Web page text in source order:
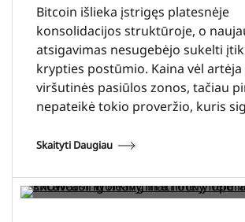
Bitcoin išlieka įstrigęs platesnėje
konsolidacijos struktūroje, o
atsigavimas nesugebėjo sukelti
krypties postūmio. Kaina vėl
viršutinės pasiūlos zonos, tačiau
nepateikė tokio proveržio, kuris
Skaityti Daugiau